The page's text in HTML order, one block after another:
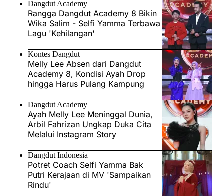
Dangdut Academy
Rangga Dangdut Academy 8 Bikin
Wika Salim - Selfi Yamma Terbawa
Lagu 'Kehilangan'
Kontes Dangdut
Melly Lee Absen dari Dangdut
Academy 8, Kondisi Ayah Drop
hingga Harus Pulang Kampung
Dangdut Academy
Ayah Melly Lee Meninggal Dunia,
Arbil Fahrizan Ungkap Duka Cita
Melalui Instagram Story
Dangdut Indonesia
Potret Coach Selfi Yamma Bak
Putri Kerajaan di MV 'Sampaikan
Rindu'